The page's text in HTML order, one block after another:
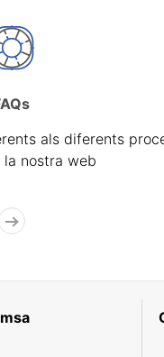
als diferents
nostra web